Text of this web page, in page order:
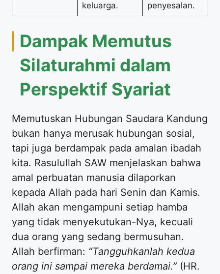
keluarga.
penyesalan.
Dampak Memutus
Silaturahmi dalam
Perspektif Syariat
Memutuskan Hubungan Saudara Kandung
bukan hanya merusak hubungan sosial,
tapi juga berdampak pada amalan ibadah
kita. Rasulullah SAW menjelaskan bahwa
amal perbuatan manusia dilaporkan
kepada Allah pada hari Senin dan Kamis.
Allah akan mengampuni setiap hamba
yang tidak menyekutukan-Nya, kecuali
dua orang yang sedang bermusuhan.
Allah berfirman: “Tangguhkanlah kedua
orang ini sampai mereka berdamai.” (HR.